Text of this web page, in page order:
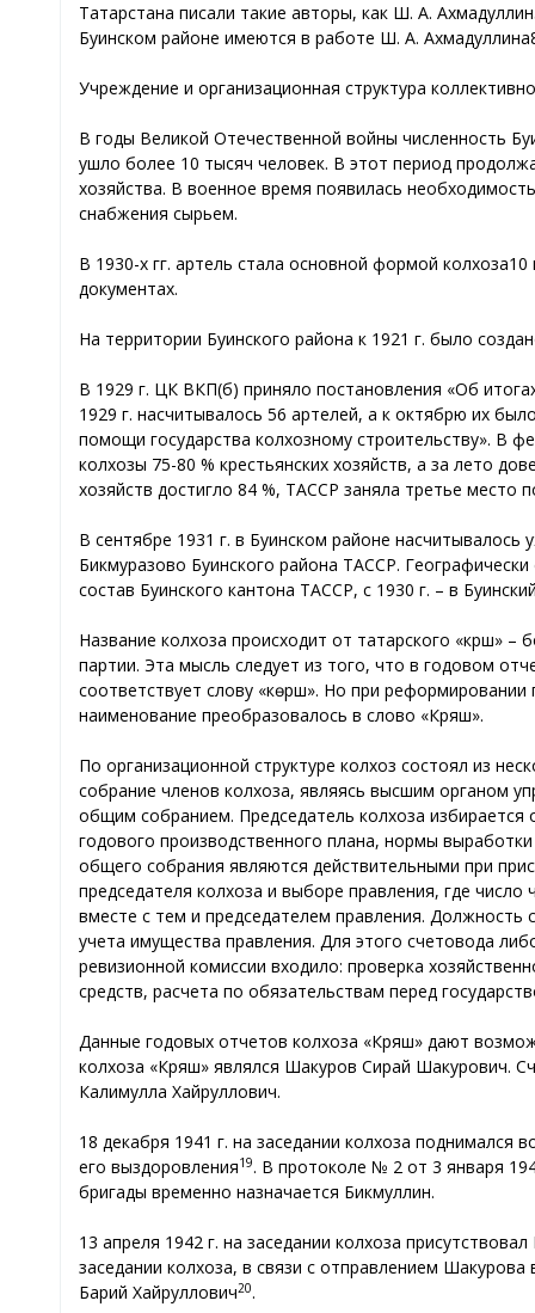
Татарстана писали такие авторы, как Ш. А.
Буинском районе имеются в работе Ш. А.
Учреждение и организационная структура
В годы Великой Отечественной войны численность
ушло более 10 тысяч человек. В этот период
хозяйства. В военное время появилась
снабжения сырьем.
В 1930-х гг. артель стала основной формой
документах.
На территории Буинского района к 1921 г. было
В 1929 г. ЦК ВКП(б) приняло постановления «Об
1929 г. насчитывалось 56 артелей, а к октябрю их
помощи государства колхозному строительству». В
колхозы 75-80 % крестьянских хозяйств, а за лето
хозяйств достигло 84 %, ТАССР заняла третье место
В сентябре 1931 г. в Буинском районе насчитывалось
Бикмуразово Буинского района ТАССР.
состав Буинского кантона ТАССР, с 1930 г. – в
Название колхоза происходит от татарского «крәш»
партии. Эта мысль следует из того, что в годовом
соответствует слову «көрәш». Но при
наименование преобразовалось в слово «Кряш».
По организационной структуре колхоз состоял из
собрание членов колхоза, являясь высшим органом
общим собранием. Председатель колхоза
годового производственного плана, нормы
общего собрания являются действительными при
председателя колхоза и выборе правления, где
вместе с тем и председателем правления. Должность
учета имущества правления. Для этого счетовода
ревизионной комиссии входило: проверка
средств, расчета по обязательствам перед
Данные годовых отчетов колхоза «Кряш» дают
колхоза «Кряш» являлся Шакуров Сирай Шакурович.
Калимулла Хайруллович.
18 декабря 1941 г. на заседании колхоза
его выздоровления19. В протоколе № 2 от 3 января
бригады временно назначается Бикмуллин.
13 апреля 1942 г. на заседании колхоза
заседании колхоза, в связи с отправлением
Барий Хайруллович20.